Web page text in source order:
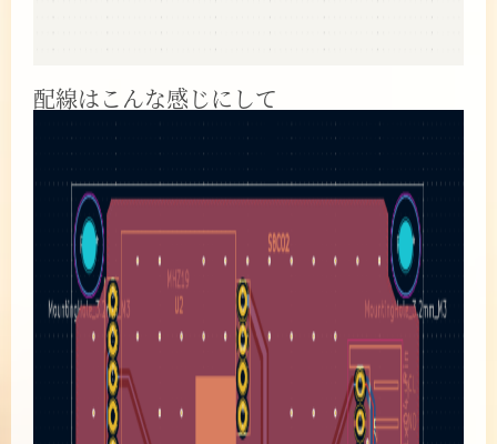
配線はこんな感じにして